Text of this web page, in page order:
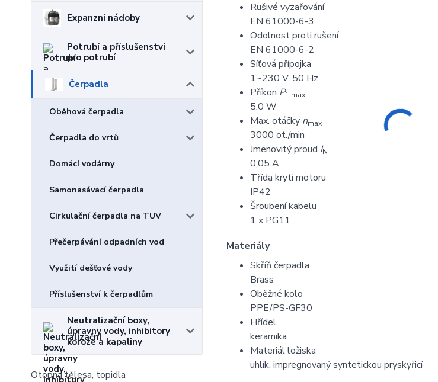
Expanzní nádoby
Potrubí a příslušenství
pro potrubí
Čerpadla
Oběhová čerpadla
Čerpadla do vrtů
Domácí vodárny
Samonasávací čerpadla
Cirkulační čerpadla na TUV
Přečerpávání odpadních vod
Využití dešťové vody
Příslušenství k čerpadlům
Neutralizační boxy,
úpravny vody, inhibitory
koroze a kapaliny
Otopná tělesa, topidla
Rušivé vyzařování
EN 61000-6-3
Odolnost proti rušení
EN 61000-6-2
Síťová přípojka
1~230 V, 50 Hz
Příkon P1 max
5,0 W
Max. otáčky nmax
3000 ot./min
Jmenovitý proud IN
0,05 A
Třída krytí motoru
IP42
Šroubení kabelu
1 x PG11
Materiály
Skříň čerpadla
Brass
Oběžné kolo
PPE/PS-GF30
Hřídel
keramika
Materiál ložiska
uhlík, impregnovaný syntetickou pryskyřicí